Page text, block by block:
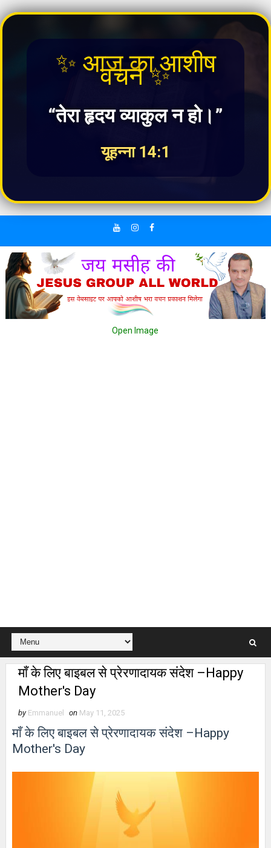
✨ आज का आशीष
वचन ✨
“तेरा हृदय व्याकुल न हो।”
यूहन्ना 14:1
Open Image
माँ के लिए बाइबल से प्रेरणादायक संदेश –Happy
Mother's Day
by Emmanuel on May 11, 2025
माँ के लिए बाइबल से प्रेरणादायक संदेश –Happy
Mother's Day